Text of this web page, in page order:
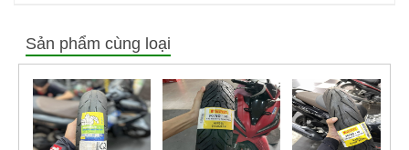
Sản phẩm cùng loại